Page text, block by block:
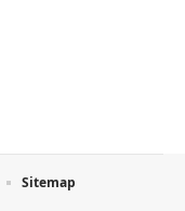
Sitemap